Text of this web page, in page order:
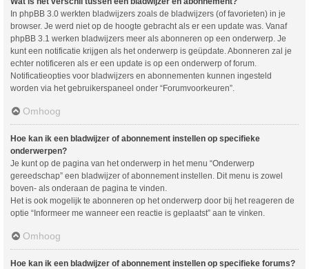
In phpBB 3.0 werkten bladwijzers zoals de bladwijzers (of favorieten) in je
browser. Je werd niet op de hoogte gebracht als er een update was. Vanaf
phpBB 3.1 werken bladwijzers meer als abonneren op een onderwerp. Je
kunt een notificatie krijgen als het onderwerp is geüpdate. Abonneren zal je
echter notificeren als er een update is op een onderwerp of forum.
Notificatieopties voor bladwijzers en abonnementen kunnen ingesteld
worden via het gebruikerspaneel onder “Forumvoorkeuren”.
Omhoog
Hoe kan ik een bladwijzer of abonnement instellen op specifieke
onderwerpen?
Je kunt op de pagina van het onderwerp in het menu “Onderwerp
gereedschap” een bladwijzer of abonnement instellen. Dit menu is zowel
boven- als onderaan de pagina te vinden.
Het is ook mogelijk te abonneren op het onderwerp door bij het reageren de
optie “Informeer me wanneer een reactie is geplaatst” aan te vinken.
Omhoog
Hoe kan ik een bladwijzer of abonnement instellen op specifieke forums?